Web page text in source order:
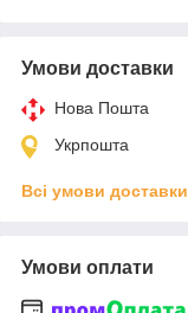
Умови доставки
Нова Пошта
Укрпошта
Всі умови доставки
Умови оплати